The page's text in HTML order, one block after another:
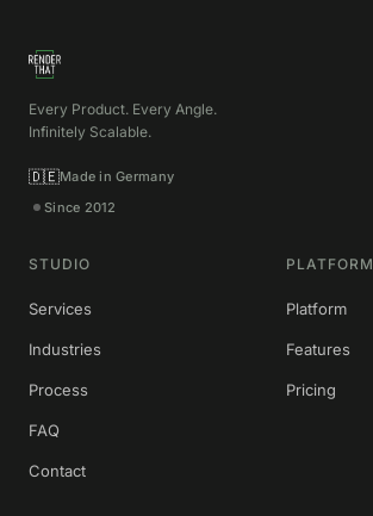
Every Product. Every Angle.
Infinitely Scalable.
🇩🇪Made in Germany
Since 2012
STUDIO
Services
Industries
Process
FAQ
Contact
PLATFORM
Platform
Features
Pricing